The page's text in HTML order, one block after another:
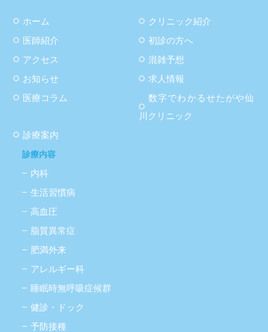
ホーム
クリニック紹介
医師紹介
初診の方へ
アクセス
混雑予想
お知らせ
求人情報
医療コラム
数字でわかるせたがや仙
川クリニック
診療案内
診療内容
内科
生活習慣病
高血圧
脂質異常症
肥満外来
アレルギー科
睡眠時無呼吸症候群
健診・ドック
予防接種